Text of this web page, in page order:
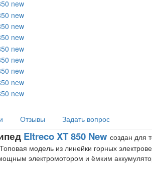
Отзывы Задать вопрос
Eltreco XT 850 New создан для
модель из линейки горных
электромотором и ёмким